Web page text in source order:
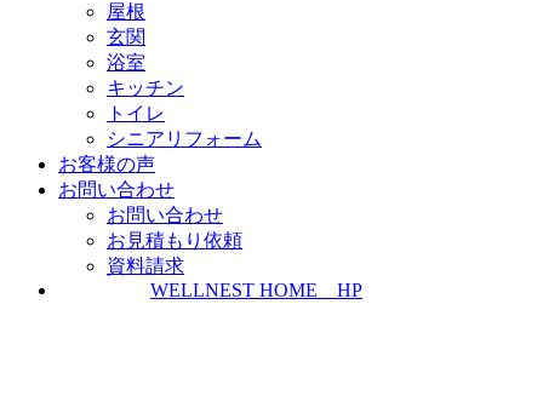
屋根
玄関
浴室
キッチン
トイレ
シニアリフォーム
お客様の声
お問い合わせ
お問い合わせ
お見積もり依頼
資料請求
WELLNEST HOME HP